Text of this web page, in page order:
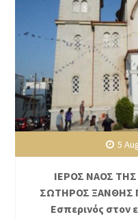
5
ΙΕΡΟΣ ΝΑΟΣ
ΣΩΤΗΡΟΣ ΞΑΝΘΗΣ
Εσπερινός στον